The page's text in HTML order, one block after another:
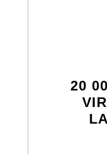
20